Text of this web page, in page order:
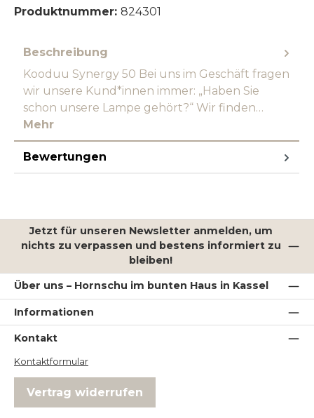
Produktnummer: 824301
Beschreibung
Kooduu Synergy 50 Bei uns im Geschäft fragen
wir unsere Kund*innen immer: „Haben Sie
schon unsere Lampe gehört?“ Wir finden…
Mehr
Bewertungen
Jetzt für unseren Newsletter anmelden, um
nichts zu verpassen und bestens informiert zu
bleiben!
Über uns – Hornschu im bunten Haus in Kassel
Informationen
Kontakt
Kontaktformular
Vertrag widerrufen